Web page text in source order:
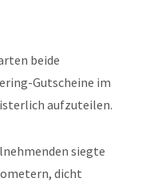
beide
Gutscheine im
aufzuteilen.
siegte
dicht